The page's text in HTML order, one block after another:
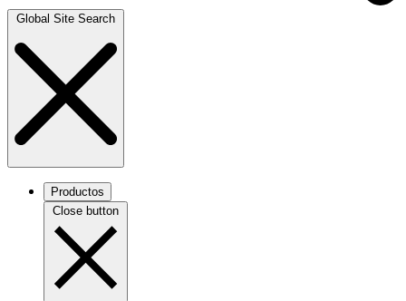
Global Site Search
Productos
Close button